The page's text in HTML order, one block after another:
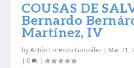
COUSAS DE
Bernardo
Martínez, IV
byAntón Lorenzo González | Mar 21,
| 0 |